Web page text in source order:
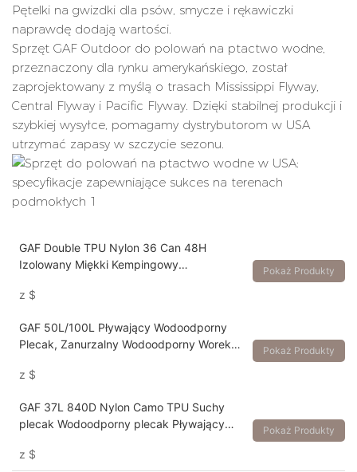
Pętelki na gwizdki dla psów, smycze i rękawiczki
naprawdę dodają wartości.
Sprzęt GAF Outdoor do polowań na ptactwo wodne,
przeznaczony dla rynku amerykańskiego, został
zaprojektowany z myślą o trasach Mississippi Flyway,
Central Flyway i Pacific Flyway. Dzięki stabilnej produkcji i
szybkiej wysyłce, pomagamy dystrybutorom w USA
utrzymać zapasy w szczycie sezonu.
GAF Double TPU Nylon 36 Can 48H
Izolowany Miękki Kempingowy
Żywności Plecak Chłodziarka do Wina
z $
Pokaż Produkty
GAF 50L/100L Pływający Wodoodporny
Plecak, Zanurzalny Wodoodporny Worek
Polowania i Wędkowania
z $
Pokaż Produkty
GAF 37L 840D Nylon Camo TPU Suchy
plecak Wodoodporny plecak Pływający
zamkiem IPX7
z $
Pokaż Produkty